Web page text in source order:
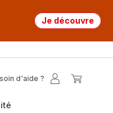
Je découvre
d'aide ?
Mon